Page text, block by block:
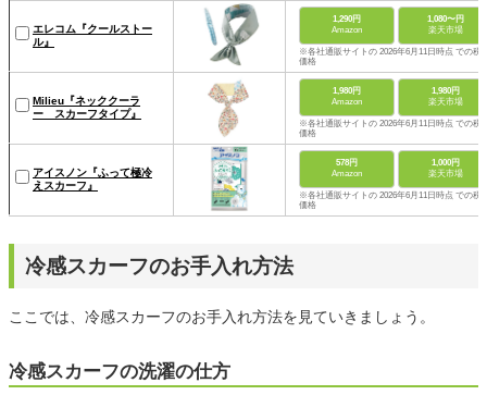
エレコム『クールストー
ル』
1,290円
Amazon
1,080〜円
楽天市場
※各社通販サイトの 2026年6月11日時点 での税
価格
Milieu『ネッククーラ
ー スカーフタイプ』
1,980円
Amazon
1,980円
楽天市場
※各社通販サイトの 2026年6月11日時点 での税
価格
アイスノン『ふって極冷
えスカーフ』
578円
Amazon
1,000円
楽天市場
※各社通販サイトの 2026年6月11日時点 での税
価格
冷感スカーフのお手入れ方法
ここでは、冷感スカーフのお手入れ方法を見ていきましょう。
冷感スカーフの洗濯の仕方